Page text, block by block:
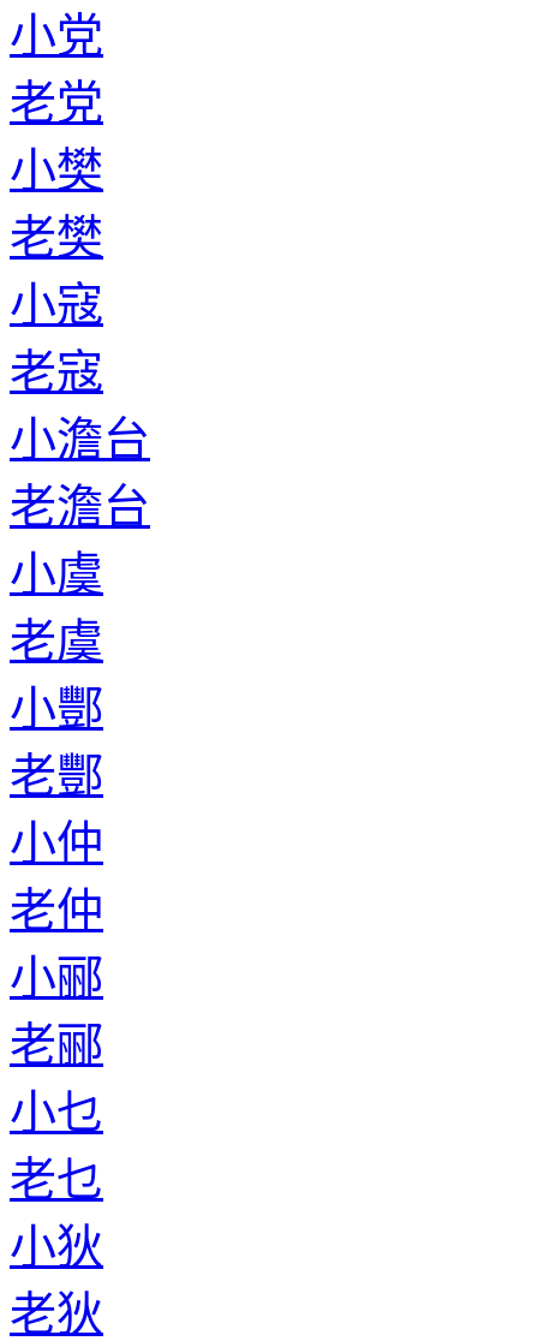
小党
老党
小樊
老樊
小寇
老寇
小澹台
老澹台
小虞
老虞
小酆
老酆
小仲
老仲
小郦
老郦
小乜
老乜
小狄
老狄